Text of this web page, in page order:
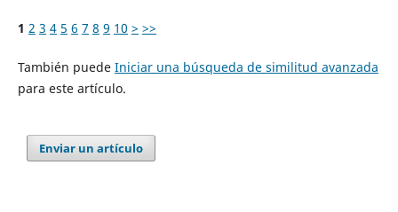
1 2 3 4 5 6 7 8 9 10 > >>
También puede Iniciar una búsqueda de similitud avanzada
para este artículo.
Enviar un artículo